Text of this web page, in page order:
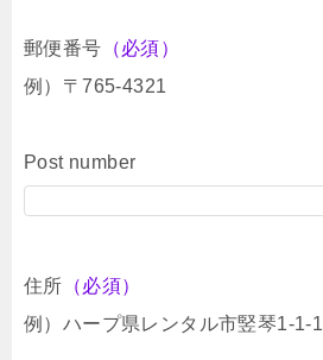
郵便番号 （必須）
例）〒765-4321
Post number
住所 （必須）
例）ハープ県レンタル市竪琴1-1-1